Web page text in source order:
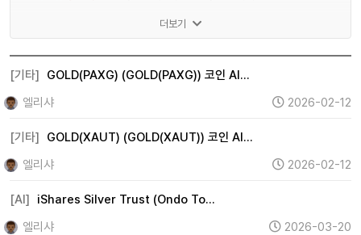
Metaverse (4)
기타 (347)
더보기
[기타]
GOLD(PAXG) (GOLD(PAXG)) 코인 AI…
엘리샤
2026-02-12
[기타]
GOLD(XAUT) (GOLD(XAUT)) 코인 AI…
엘리샤
2026-02-12
[AI] iShares Silver Trust (Ondo To…
엘리샤
2026-03-20